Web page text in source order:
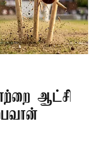
ஆட்சி